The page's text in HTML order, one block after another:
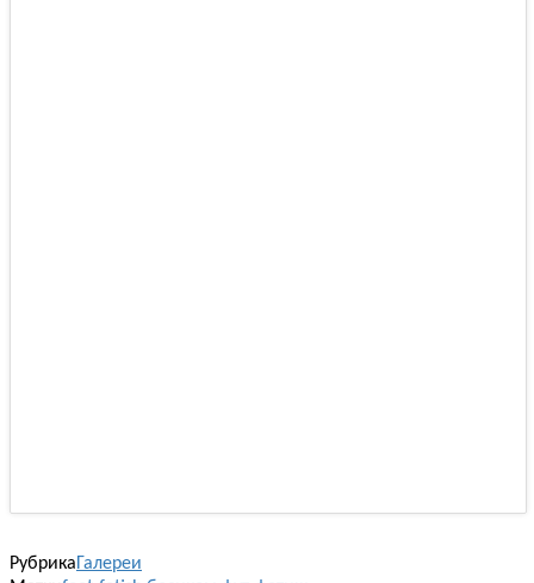
РубрикаГалереи